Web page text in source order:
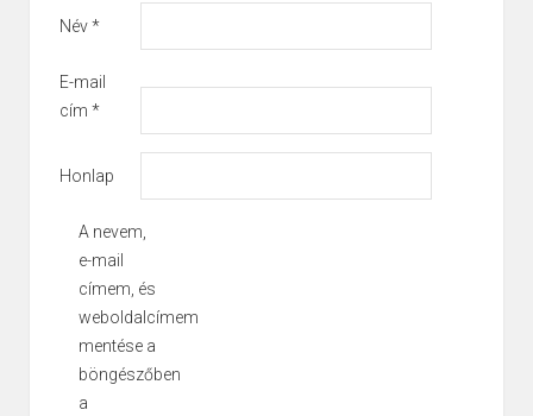
Név*
E-mail
cím *
Honlap
A nevem,
e-mail
címem, és
weboldalcímem
mentése a
böngészőben
a